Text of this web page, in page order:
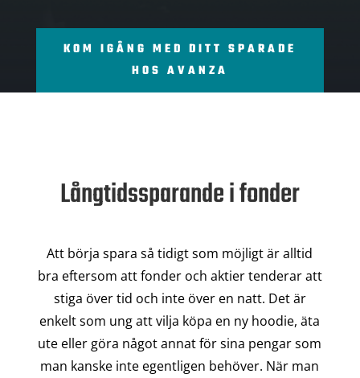
KOM IGÅNG MED DITT SPARADE
HOS AVANZA
Långtidssparande i fonder
Att börja spara så tidigt som möjligt är alltid
bra eftersom att fonder och aktier tenderar att
stiga över tid och inte över en natt. Det är
enkelt som ung att vilja köpa en ny hoodie, äta
ute eller göra något annat för sina pengar som
man kanske inte egentligen behöver. När man